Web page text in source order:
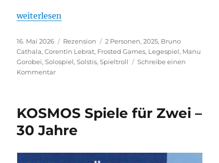
„Solstis – Der Berg ruft“
weiterlesen
Veröffentlicht
am
16. Mai 2026 Kategorien
Rezension Schlagwörter
2 Personen,2025, Bruno
Cathala,Corentin Lebrat, Frosted Games, Legespiel, Manu
Gorobei,Solospiel,Solstis,Spieltroll
Schreibe einen
Kommentarzu
Berg
KOSMOS Spiele für Zwei –
30 Jahre